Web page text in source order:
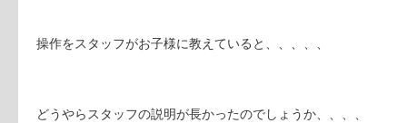
操作をスタッフがお子様に教えていると、、、、、
どうやらスタッフの説明が長かったのでしょうか、、、、